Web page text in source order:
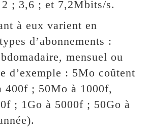
; 3,6 ; et 7,2Mbits/s.
à eux varient en
d’abonnements :
mensuel ou
d’exemple : 5Mo coûtent
400f ; 50Mo à 1000f,
; 1Go à 5000f ; 50Go à